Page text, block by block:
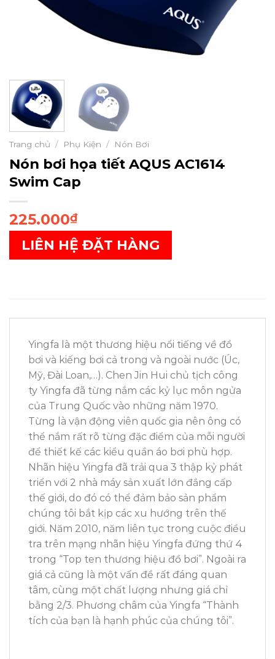
Trang chủ / Phụ Kiện / Nón Bơi
Nón bơi họa tiết AQUS AC1614
Swim Cap
225.000₫
LIÊN HỆ ĐẶT HÀNG
Yingfa là một thương hiệu nổi tiếng về đồ
bơi và kiếng bơi cả trong và ngoài nước (Úc,
Mỹ, Đài Loan,…). Chen Jin Hui chủ tịch công
ty Yingfa đã từng nắm các kỷ lục môn ngửa
của Trung Quốc vào những năm 1970.
Từng là vận động viên quốc gia nên ông có
thể nắm rất rõ từng đặc điểm của mỗi người
để thiết kế các kiểu quần áo bơi phù hợp.
Nhãn hiệu Yingfa đã trải qua 3 thập kỷ phát
triển với 2 nhà máy sản xuất lớn đẳng cấp
thế giới, do đó có thể đảm bảo sản phẩm
chúng tôi bắt kịp các xu hướng trên thế
giới. Năm 2010, năm liên tục trong cuộc điều
tra trên mạng nhãn hiệu Yingfa đứng thứ 4
trong “Top ten thương hiệu đồ bơi”. Ngoài ra
giá cả cũng là một vấn đề rất đáng quan
tâm, cùng một chất lượng nhưng giá chỉ
bằng 2/3. Phương châm của Yingfa “Thành
tích của bạn là hạnh phúc của chúng tôi”.